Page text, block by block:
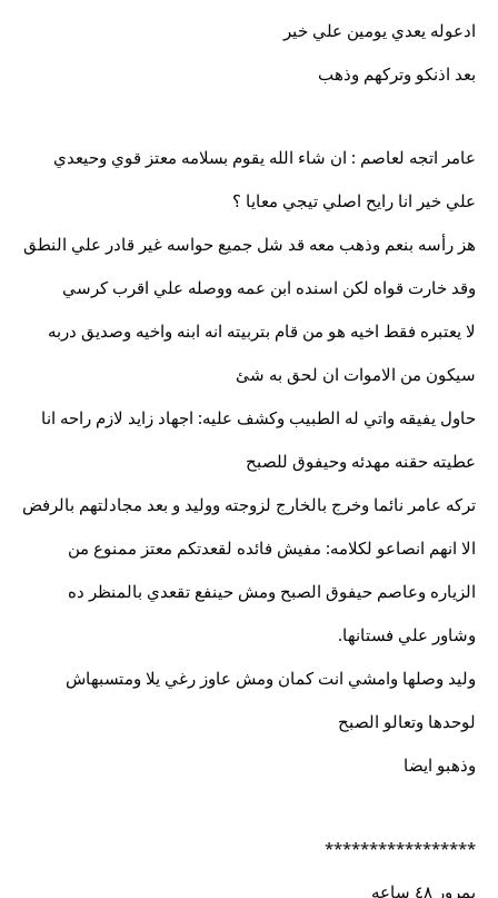
ادعوله يعدي يومين علي خير
بعد اذنكو وتركهم وذهب
عامر اتجه لعاصم : ان شاء الله يقوم بسلامه معتز قوي وحيعدي
علي خير انا رايح اصلي تيجي معايا ؟
هز رأسه بنعم وذهب معه قد شل جميع حواسه غير قادر علي النطق
وقد خارت قواه لكن اسنده ابن عمه ووصله علي اقرب كرسي
لا يعتبره فقط اخيه هو من قام بتربيته انه ابنه واخيه وصديق دربه
سيكون من الاموات ان لحق به شئ
حاول يفيقه واتي له الطبيب وكشف عليه: اجهاد زايد لازم راحه انا
عطيته حقنه مهدئه وحيفوق للصبح
تركه عامر نائما وخرج بالخارج لزوجته ووليد و بعد مجادلتهم بالرفض
الا انهم انصاعو لكلامه: مفيش فائده لقعدتكم معتز ممنوع من
الزياره وعاصم حيفوق الصبح ومش حينفع تقعدي بالمنظر ده
وشاور علي فستانها.
وليد وصلها وامشي انت كمان ومش عاوز رغي يلا ومتسبهاش
لوحدها وتعالو الصبح
وذهبو ايضا
*****************
بمرور ٤٨ ساعه